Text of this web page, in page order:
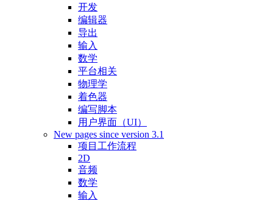
开发
编辑器
导出
输入
数学
平台相关
物理学
着色器
编写脚本
用户界面（UI）
New pages since version 3.1
项目工作流程
2D
音频
数学
输入